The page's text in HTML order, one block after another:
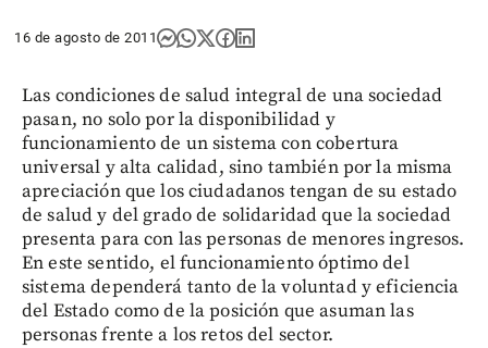
16 de agosto de 2011
Las condiciones de salud integral de una sociedad
pasan, no solo por la disponibilidad y
funcionamiento de un sistema con cobertura
universal y alta calidad, sino también por la misma
apreciación que los ciudadanos tengan de su estado
de salud y del grado de solidaridad que la sociedad
presenta para con las personas de menores ingresos.
En este sentido, el funcionamiento óptimo del
sistema dependerá tanto de la voluntad y eficiencia
del Estado como de la posición que asuman las
personas frente a los retos del sector.